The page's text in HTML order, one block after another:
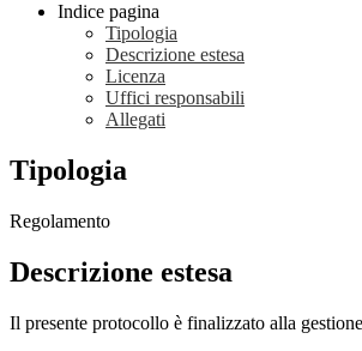
Indice pagina
Tipologia
Descrizione estesa
Licenza
Uffici responsabili
Allegati
Tipologia
Regolamento
Descrizione estesa
Il presente protocollo è finalizzato alla